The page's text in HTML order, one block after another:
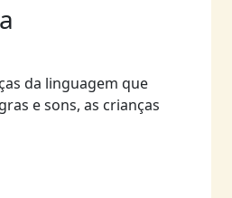
da linguagem que
e sons, as crianças